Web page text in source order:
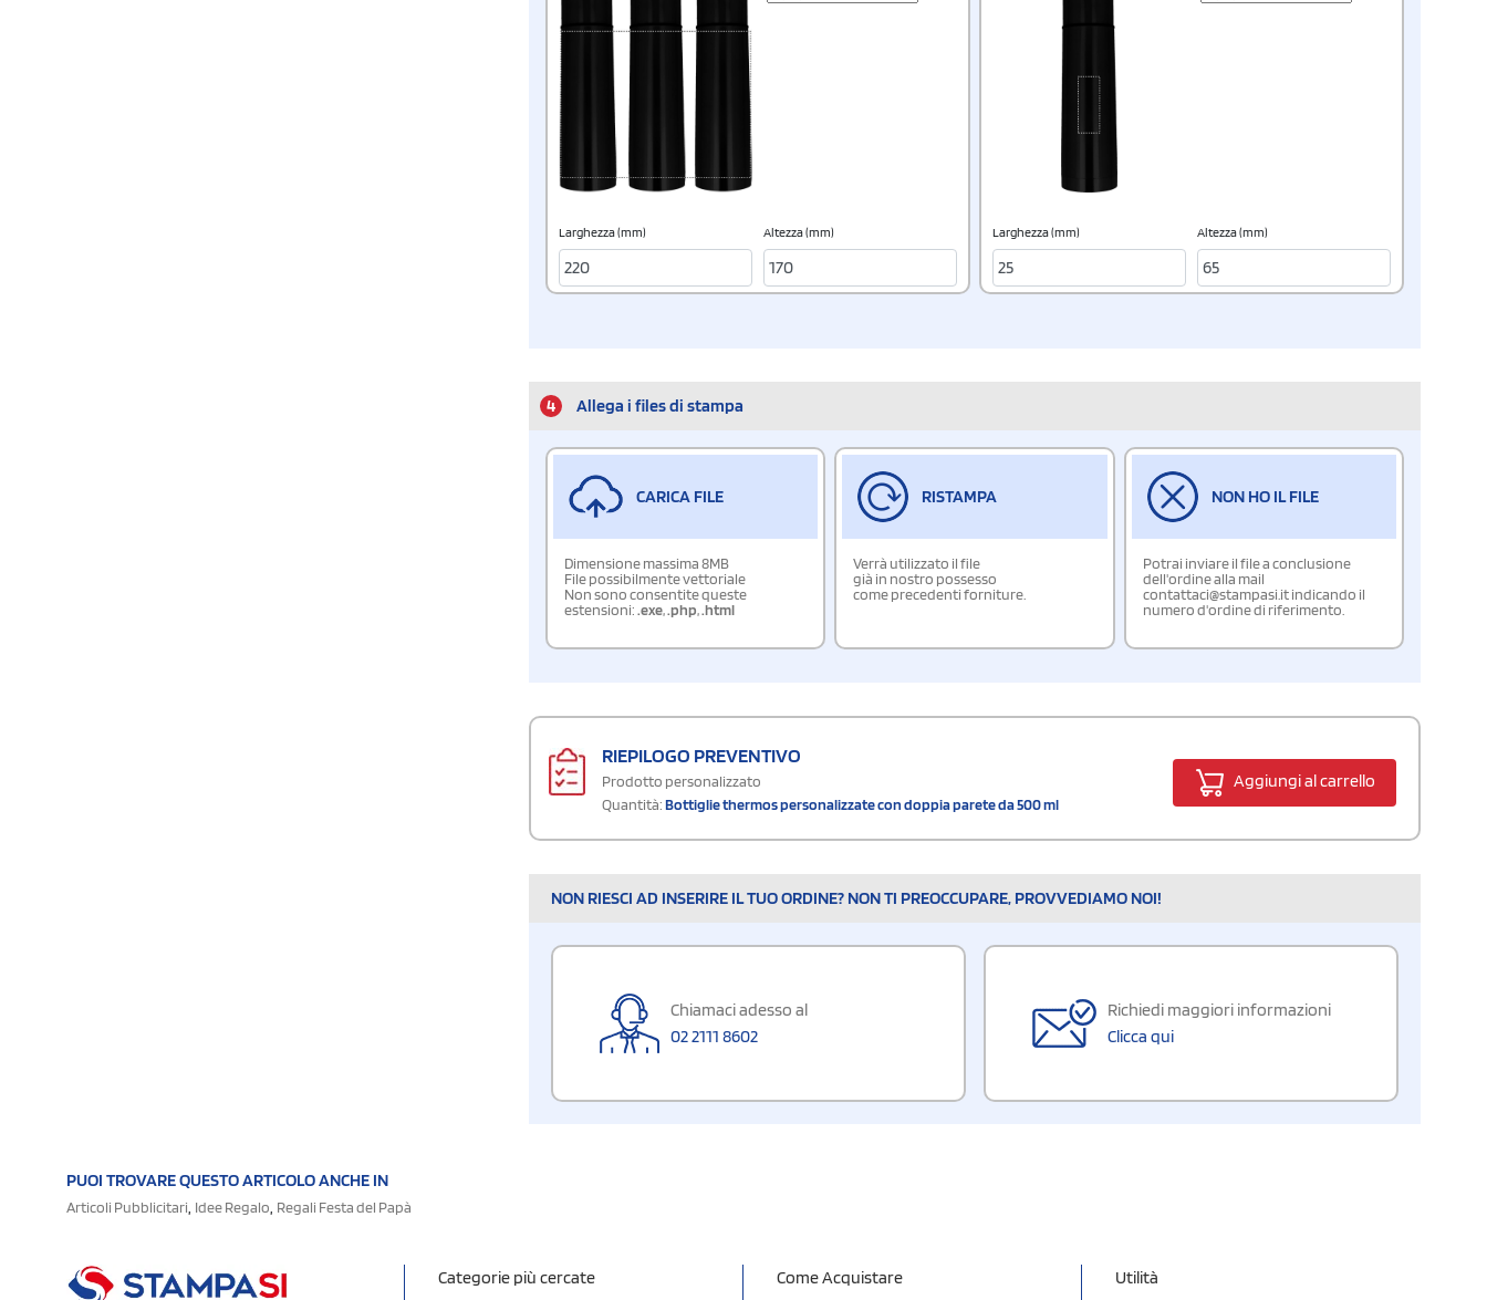
Larghezza (mm) Altezza (mm) Larghezza (mm) Altezza (mm)
4 Allega i files di stampa
CARICA FILE
Dimensione massima 8MB
File possibilmente vettoriale
Non sono consentite queste
estensioni:.exe,.php,.html
RISTAMPA
Verrà utilizzato il file
già in nostro possesso
come precedenti forniture.
NON HO IL FILE
Potrai inviare il file a conclusione
dell'ordine alla mail
contattaci@stampasi.it indicando il
numero d'ordine di riferimento.
RIEPILOGO PREVENTIVO
Prodotto personalizzato
Quantità:Bottiglie thermos personalizzate con doppia parete da 500 ml
Aggiungi al carrello
NON RIESCI AD INSERIRE IL TUO ORDINE? NON TI PREOCCUPARE, PROVVEDIAMO NOI!
Chiamaci adesso al
02 2111 8602
Richiedi maggiori informazioni
Clicca qui
PUOI TROVARE QUESTO ARTICOLO ANCHE IN
Articoli Pubblicitari Idee Regalo Regali Festa del Papà
Categorie più cercate Come Acquistare Utilità